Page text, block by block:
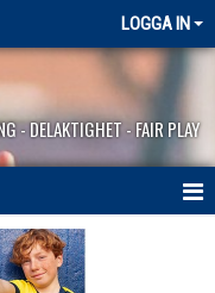
LOGGA IN
- DELAKTIGHET - FAIR PLAY